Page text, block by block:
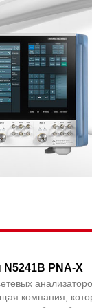
PNA-X
компания,